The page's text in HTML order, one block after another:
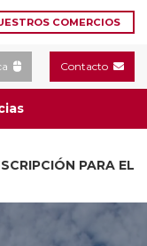
COMERCIOS
Contacto
PARA EL